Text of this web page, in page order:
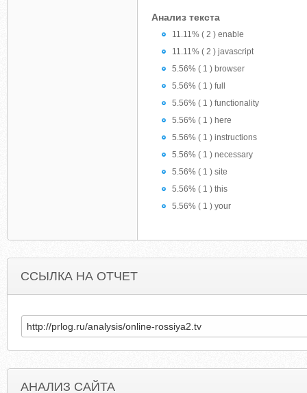
Анализ текста
11.11% ( 2 ) enable
11.11% ( 2 ) javascript
5.56% ( 1 ) browser
5.56% ( 1 ) full
5.56% ( 1 ) functionality
5.56% ( 1 ) here
5.56% ( 1 ) instructions
5.56% ( 1 ) necessary
5.56% ( 1 ) site
5.56% ( 1 ) this
5.56% ( 1 ) your
ССЫЛКА НА ОТЧЕТ
АНАЛИЗ САЙТА